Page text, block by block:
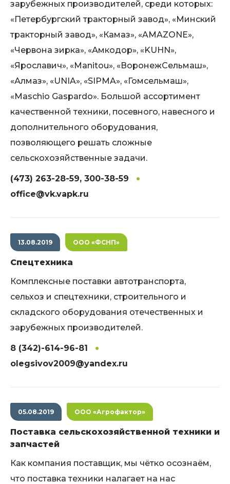
зарубежных производителей, среди которых:
«Петербургский тракторный завод», «Минский
тракторный завод», «Камаз», «AMAZONE»,
«Червона зирка», «Амкодор», «KUHN»,
«Ярославич», «Manitou», «ВоронежСельмаш»,
«Алмаз», «UNIA», «SIPMA», «Гомсельмаш»,
«Maschio Gaspardo». Большой ассортимент
качественной техники, посевного, навесного и
дополнительного оборудования,
позволяющего решать сложные
сельскохозяйственные задачи.
(473) 263-28-59, 300-38-59
office@vk.vapk.ru
13.08.2019 ООО «ФСНП»
Спецтехника
Комплексные поставки автотранспорта,
сельхоз и спецтехники, строительного и
складского оборудования отечественных и
зарубежных производителей.
8 (342)-614-96-81
olegsivov2009@yandex.ru
05.08.2019 ООО «Агрофактор»
Поставка сельскохозяйственной техники и
запчастей
Как компания поставщик, мы чётко осознаём,
что поставка техники налагает на нас